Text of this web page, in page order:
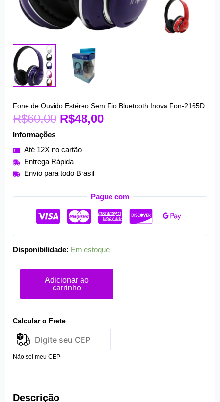
Fone de Ouvido Estéreo Sem Fio Bluetooth Inova Fon-2165D
R$60,00
O
preço
R$60,00.
R$48,00
O
preço
Informações
Até 12X no cartão
Entrega Rápida
Envio para todo Brasil
Pague com
Disponibilidade: Em estoque
Fone
de
Ouvido
Sem
Fio
Bluetooth
quantidade
Adicionar ao
carrinho
Calcular o Frete
Não sei meu CEP
Descrição